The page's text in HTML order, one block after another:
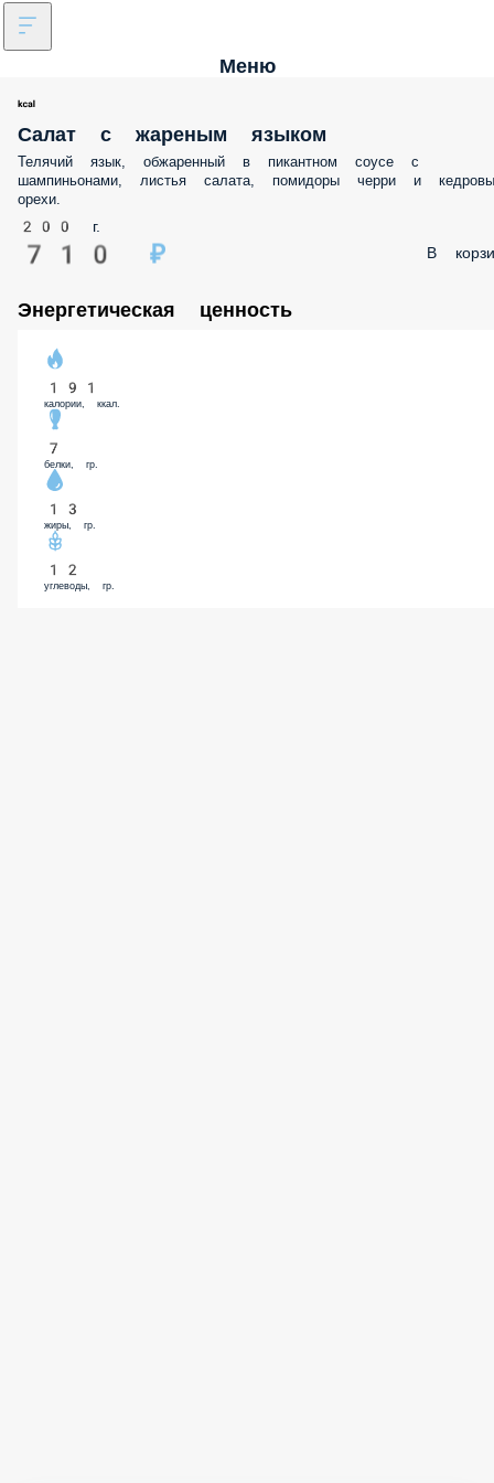
Меню
Салат с жареным языком
Телячий язык, обжаренный в пикантном соусе с
шампиньонами, листья салата, помидоры черри и
орехи.
200 г.
710 ₽ В
Энергетическая ценность
191
калории, ккал.
7
белки, гр.
13
жиры, гр.
12
углеводы, гр.